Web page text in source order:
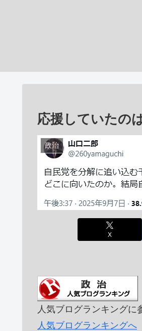
応援していたの
政治
X
人気ブログランキングに
人気ブログランキングへ